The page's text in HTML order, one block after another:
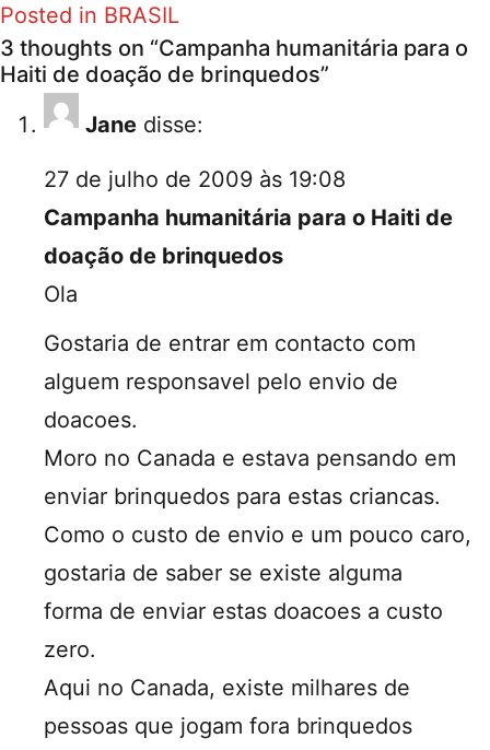
Posted in BRASIL
3 thoughts on “Campanha humanitária para o
Haiti de doação de brinquedos”
Jane disse:
27 de julho de 2009 às 19:08
Campanha humanitária para o Haiti de
doação de brinquedos
Ola
Gostaria de entrar em contacto com
alguem responsavel pelo envio de
doacoes.
Moro no Canada e estava pensando em
enviar brinquedos para estas criancas.
Como o custo de envio e um pouco caro,
gostaria de saber se existe alguma
forma de enviar estas doacoes a custo
zero.
Aqui no Canada, existe milhares de
pessoas que jogam fora brinquedos